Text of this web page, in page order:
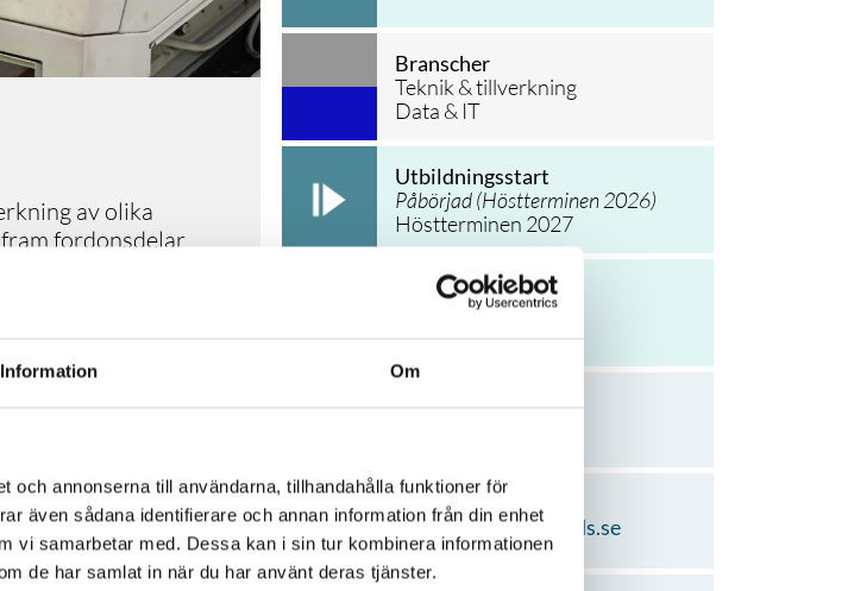
Information Om
och annonserna till användarna, tillhandahålla funktioner för
även sådana identifierare och annan information från din enhet
vi samarbetar med. Dessa kan i sin tur kombinera informationen
de har samlat in när du har använt deras tjänster.
av olika
fordonsdelar
borra. Det är ett
tack vara
och i vissa
ditt främsta
passar dig
inom den svenska
Branscher
Teknik & tillverkning
Data & IT
Utbildningsstart
Påbörjad (Höstterminen 2026)
Höstterminen 2027
Utbildningsslut
Vårterminen 2028
Vårterminen 2029
Ring utbildaren
Mejla utbildaren
kundtjanst@hermods.se